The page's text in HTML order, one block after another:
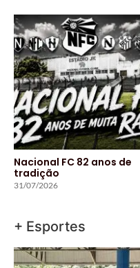
Nacional FC 82 anos de
tradição
31/07/2026
+ Esportes